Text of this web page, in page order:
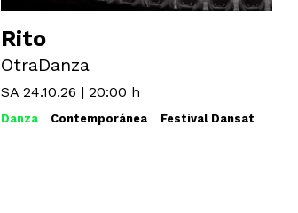
Rito
OtraDanza
SA 24.10.26 | 20:00 h
Danza Contemporánea Festival Dansat